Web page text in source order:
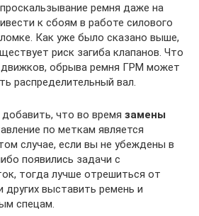
ремня даже на
к сбоям в работе силового
Как уже было сказано выше,
риск загиба клапанов. Что
движков, обрыва ремня ГРМ может
распределительный вал.
что во время замены
по меткам является
случае, если вы не убеждены в
появились задачи с
тогда лучше отрешиться от
выставить ремень и
спецам.